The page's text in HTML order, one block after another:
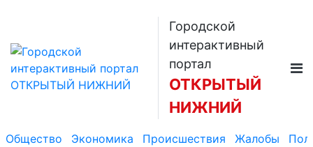
Городской
интерактивный
портал
ОТКРЫТЫЙ
НИЖНИЙ
Общество Экономика Происшествия Жалобы